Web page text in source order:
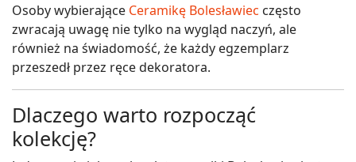
Osoby wybierające Ceramikę Bolesławiec często
zwracają uwagę nie tylko na wygląd naczyń, ale
również na świadomość, że każdy egzemplarz
przeszedł przez ręce dekoratora.
Dlaczego warto rozpocząć
kolekcję?